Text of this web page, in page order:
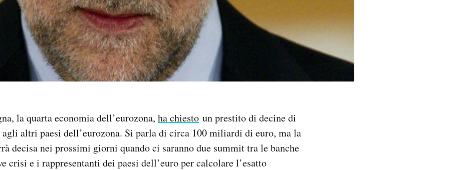
la quarta economia dell’eurozona, ha chiesto un prestito di decine di
altri paesi dell’eurozona. Si parla di circa 100 miliardi di euro, ma la
decisa nei prossimi giorni quando ci saranno due summit tra le banche
crisi e i rappresentanti dei paesi dell’euro per calcolare l’esatto